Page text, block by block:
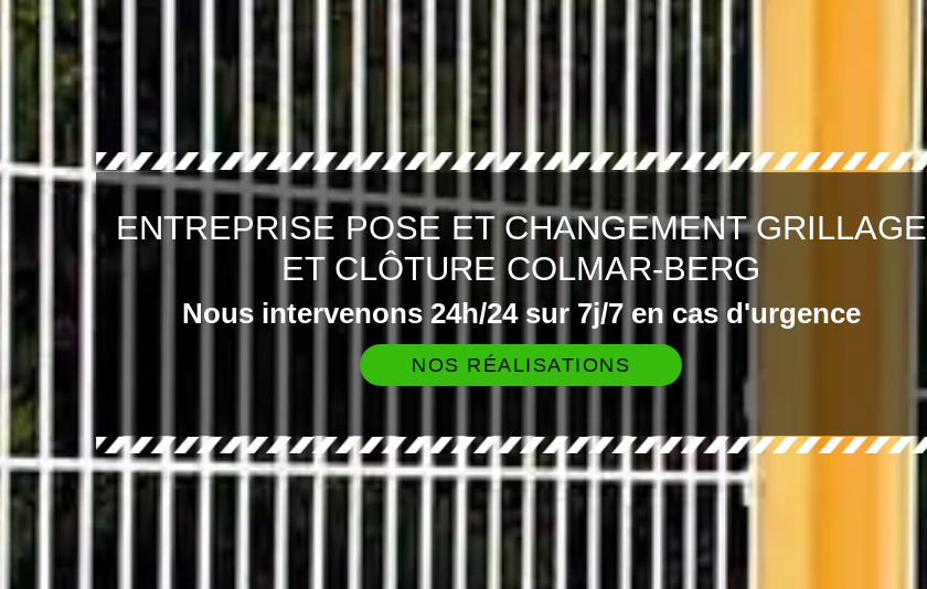
ENTREPRISE POSE ET CHANGEMENT GRILLAGE
ET CLÔTURE COLMAR-BERG
Nous intervenons 24h/24 sur 7j/7 en cas d'urgence
NOS RÉALISATIONS